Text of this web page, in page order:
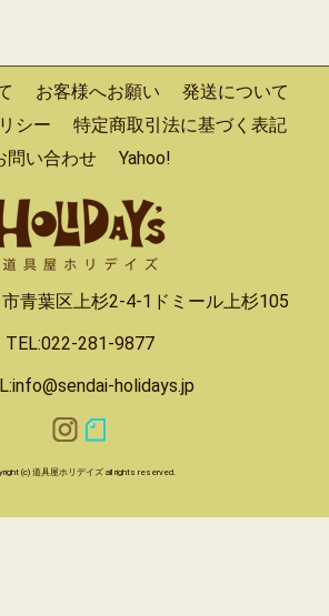
お客様へお願い
発送について
シー
特定商取引法に基づく表記
問い合わせ
Yahoo!
青葉区上杉2-4-1ドミール上杉105
TEL:022-281-9877
holidays.jp
(c) 道具屋ホリデイズ all rights reserved.